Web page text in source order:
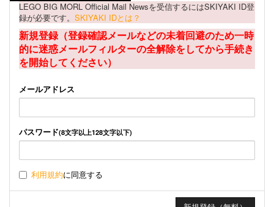
LEGO BIG MORL Official Mail Newsを受信するにはSKIYAKI ID登
録が必要です。 SKIYAKI IDとは？
新規登録（登録確認メールなどの未着回避のため一時
的に迷惑メールフィルターの全解除をしてから手続き
を開始してください）
メールアドレス
パスワード(8文字以上128文字以下)
利用規約に同意する